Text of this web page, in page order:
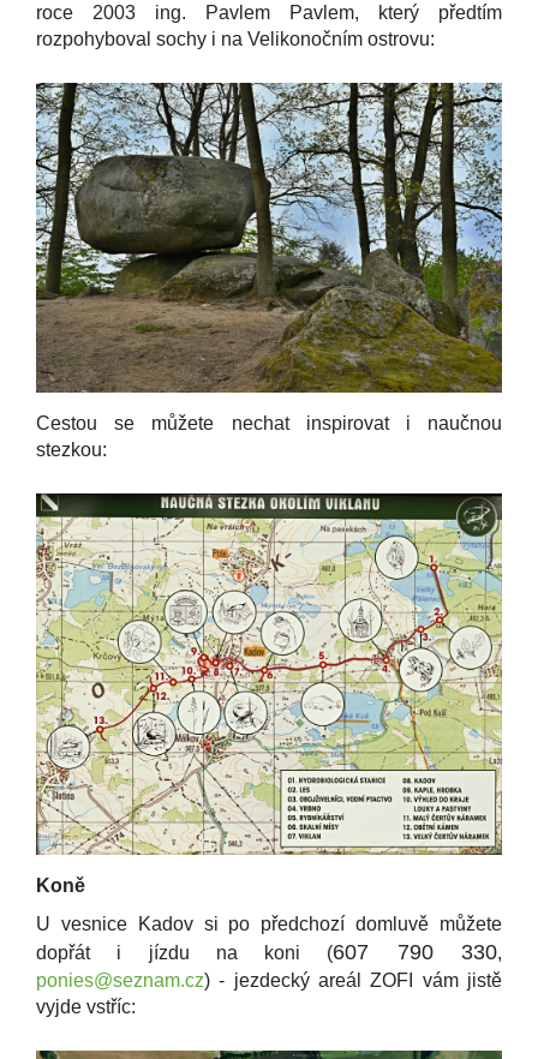
roce 2003 ing. Pavlem Pavlem, který předtím
rozpohyboval sochy i na Velikonočním ostrovu:
Cestou se můžete nechat inspirovat i naučnou
stezkou:
Koně
U vesnice Kadov si po předchozí domluvě můžete
dopřát i jízdu na koni (607 790 330,
ponies@seznam.cz) - jezdecký areál ZOFI vám jistě
vyjde vstříc: